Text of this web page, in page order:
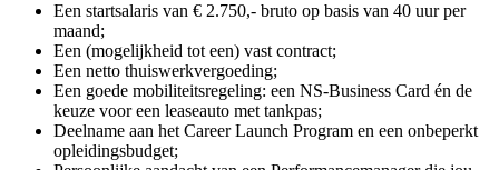
Een startsalaris van € 2.750,- bruto op basis van 40 uur per
maand;
Een (mogelijkheid tot een) vast contract;
Een netto thuiswerkvergoeding;
Een goede mobiliteitsregeling: een NS-Business Card én de
keuze voor een leaseauto met tankpas;
Deelname aan het Career Launch Program en een onbeperkt
opleidingsbudget;